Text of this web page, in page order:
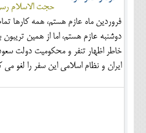
حجت الاسلام
فروردین ماه عازم هستم، همه کارها
دوشنبه عازم هستم، اما از همین
خاطر اظهار تنفر و محکومیت دولت
ایران و نظام اسلامی این سفر را لغو